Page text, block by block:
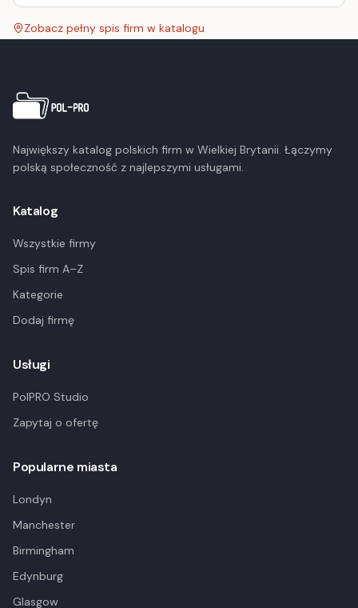
Zobacz pełny spis firm w katalogu
Największy katalog polskich firm w Wielkiej Brytanii. Łączymy
polską społeczność z najlepszymi usługami.
Katalog
Wszystkie firmy
Spis firm A–Z
Kategorie
Dodaj firmę
Usługi
PolPRO Studio
Zapytaj o ofertę
Popularne miasta
Londyn
Manchester
Birmingham
Edynburg
Glasgow